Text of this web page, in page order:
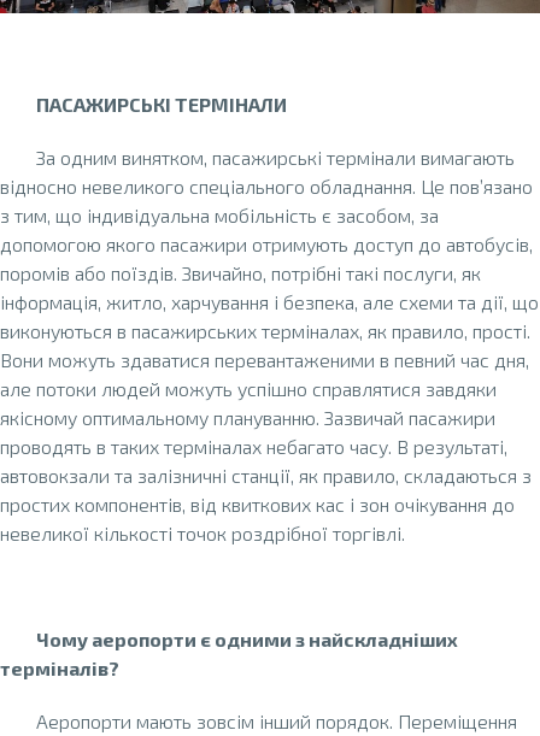
ПАСАЖИРСЬКІ ТЕРМІНАЛИ
За одним винятком, пасажирські термінали вимагають
відносно невеликого спеціального обладнання. Це пов’язано
з тим, що індивідуальна мобільність є засобом, за
допомогою якого пасажири отримують доступ до автобусів,
поромів або поїздів. Звичайно, потрібні такі послуги, як
інформація, житло, харчування і безпека, але схеми та дії, що
виконуються в пасажирських терміналах, як правило, прості.
Вони можуть здаватися перевантаженими в певний час дня,
але потоки людей можуть успішно справлятися завдяки
якісному оптимальному плануванню. Зазвичай пасажири
проводять в таких терміналах небагато часу. В результаті,
автовокзали та залізничні станції, як правило, складаються з
простих компонентів, від квиткових кас і зон очікування до
невеликої кількості точок роздрібної торгівлі.
Чому аеропорти є одними з найскладніших
терміналів?
Аеропорти мають зовсім інший порядок. Переміщення